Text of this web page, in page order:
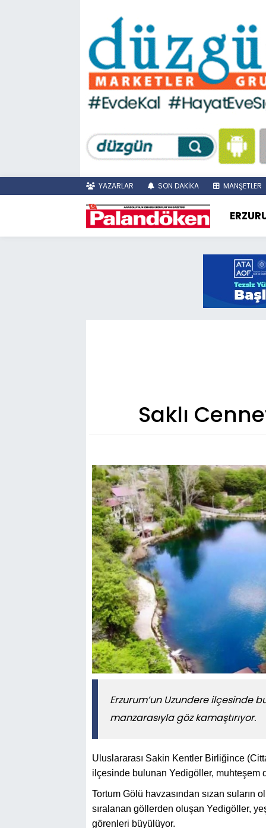
YAZARLAR SON DAKİKA MANŞETLER
Saklı
Erzurum’un Uzundere ilçesinde
manzarasıyla göz kamaştırıyor.
Uluslararası Sakin Kentler Birliğince
ilçesinde bulunan Yedigöller, muhteşem
Tortum Gölü havzasından sızan suların
sıralanan göllerden oluşan Yedigöller,
görenleri büyülüyor.